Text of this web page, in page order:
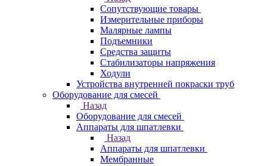
Сопутствующие товары
Измерительные приборы
Малярные лампы
Подъемники
Средства защиты
Стабилизаторы напряжения
Ходули
Устройства внутренней покраски труб
Оборудование для смесей
Назад
Оборудование для смесей
Аппараты для шпатлевки
Назад
Аппараты для шпатлевки
Мембранные